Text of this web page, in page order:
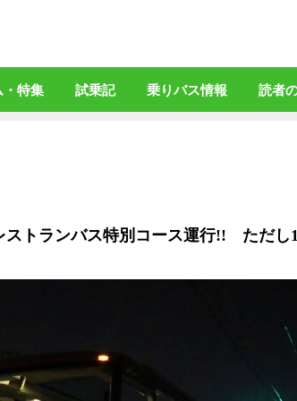
・特集 試乗記 乗りバス情報 読者
ストランバス特別コース運行!! ただし